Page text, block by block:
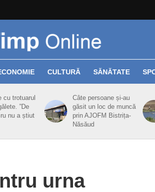
CULTURĂ SĂNĂTATE
cu trotuarul
”De
nu a știut
Câte persoane și-au
găsit un loc de muncă
prin AJOFM Bistrița-
Năsăud
urna